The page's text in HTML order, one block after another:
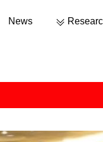
News